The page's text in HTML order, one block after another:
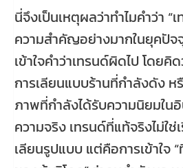
นี่จึงเป็นเหตุผลว่าทำไมคำว่า “
ความสำคัญอย่างมากในยุคปั
เข้าใจคำว่าเทรนด์ผิดไป โดยคิ
การเลียนแบบร้านที่กำลังดัง ห
ภาพที่กำลังได้รับความนิยมใน
ความจริง เทรนด์ที่แท้จริงไม่ใ
เลียนรูปแบบ แต่คือการเข้าใจ